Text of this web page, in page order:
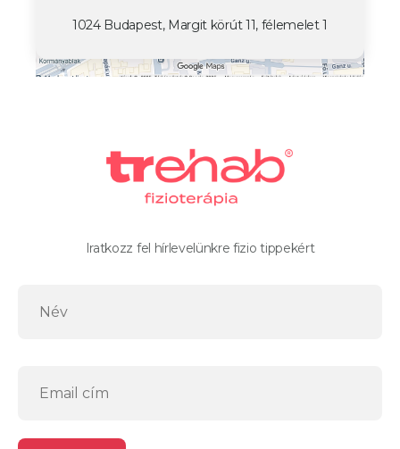
1024 Budapest, Margit körút 11, félemelet 1
Iratkozz fel hírlevelünkre fizio tippekért